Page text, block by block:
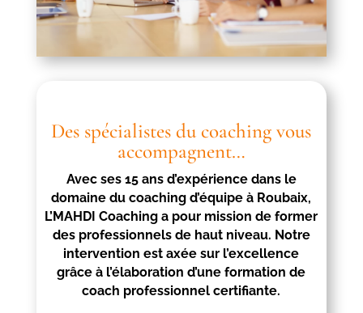
Des spécialistes du coaching vous
accompagnent…
Avec ses 15 ans d’expérience dans le
domaine du coaching d’équipe à Roubaix,
L’MAHDI Coaching a pour mission de former
des professionnels de haut niveau. Notre
intervention est axée sur l’excellence
grâce à l’élaboration d’une formation de
coach professionnel certifiante.